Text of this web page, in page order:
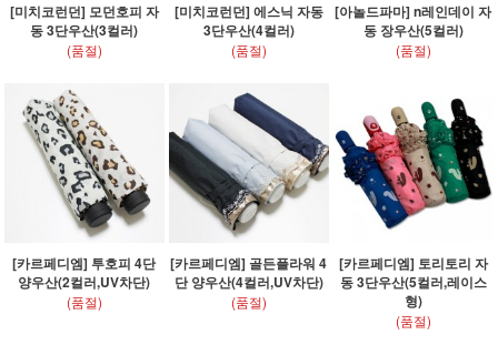
[미치코런던] 모던호피 자
동 3단우산(3컬러)
(품절)
[미치코런던] 에스닉 자동
3단우산(4컬러)
(품절)
[아놀드파마] n레인데이 자
동 장우산(5컬러)
(품절)
[카르페디엠] 투호피 4단
양우산(2컬러,UV차단)
(품절)
[카르페디엠] 골든플라워 4
단 양우산(4컬러,UV차단)
(품절)
[카르페디엠] 토리토리 자
동 3단우산(5컬러,레이스
형)
(품절)